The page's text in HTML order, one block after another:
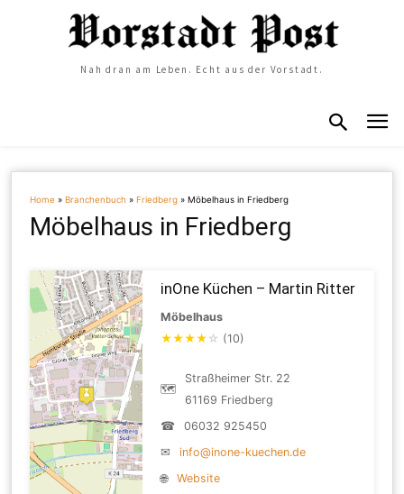
Nah dran am Leben. Echt aus der Vorstadt.
Home »Branchenbuch »Friedberg »Möbelhaus in Friedberg
Möbelhaus in Friedberg
inOne Küchen – Martin Ritter
Möbelhaus
★★★★ ☆ (10)
🗺
Straßheimer Str. 22
61169 Friedberg
☎
06032 925450
✉
info@inone-kuechen.de
🌐
Website